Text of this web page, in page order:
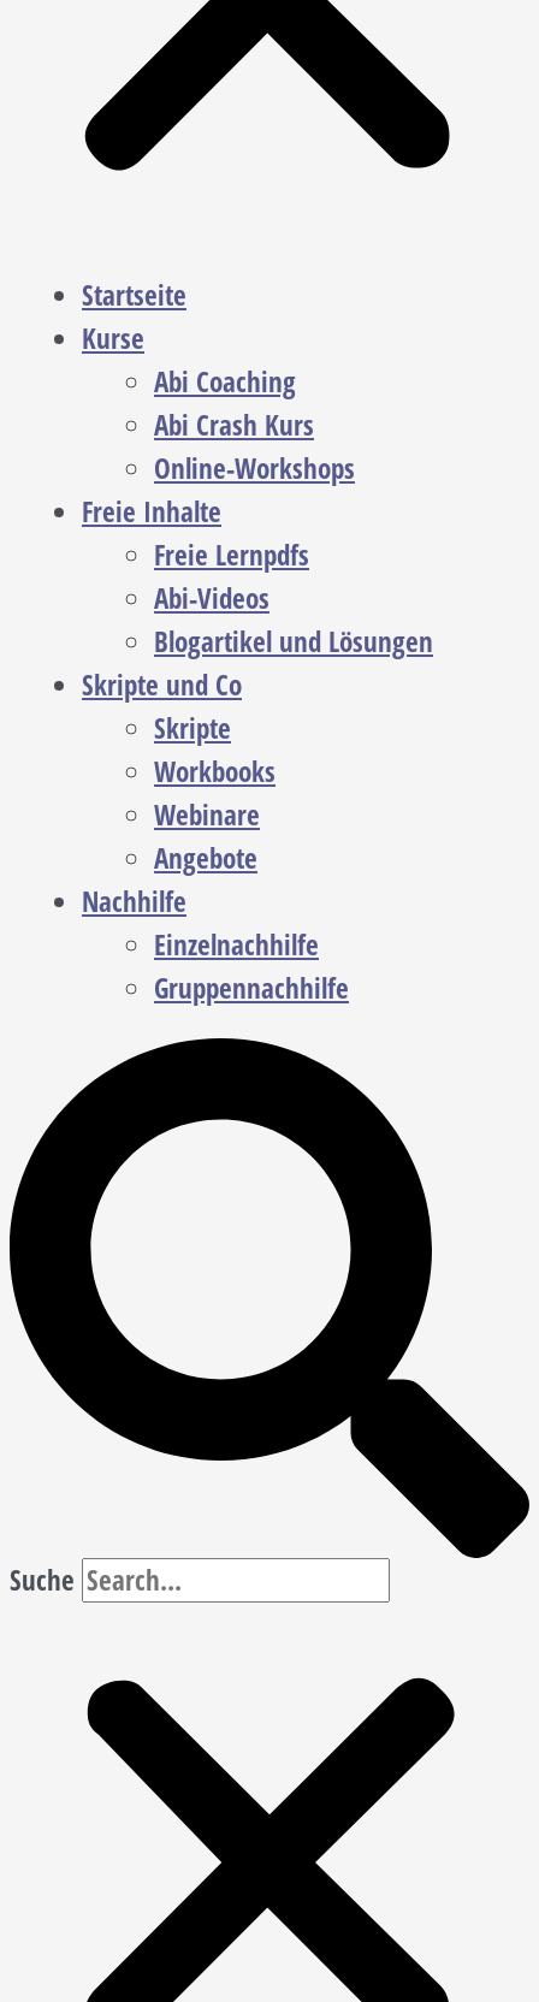
Startseite
Kurse
Abi Coaching
Abi Crash Kurs
Online-Workshops
Freie Inhalte
Freie Lernpdfs
Abi-Videos
Blogartikel und Lösungen
Skripte und Co
Skripte
Workbooks
Webinare
Angebote
Nachhilfe
Einzelnachhilfe
Gruppennachhilfe
Suche